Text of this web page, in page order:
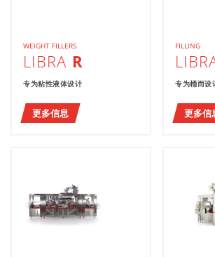
WEIGHT FILLERS
LIBRA R
专为粘性液体设计
更多信息
FILLING
专为桶而设
更多信